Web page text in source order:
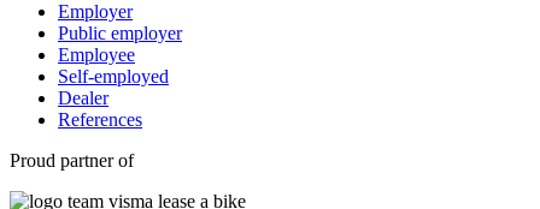
Employer
Public employer
Employee
Self-employed
Dealer
References
Proud partner of